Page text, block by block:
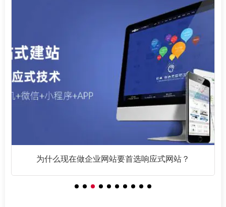
为什么现在做企业网站要首选响应式网站？